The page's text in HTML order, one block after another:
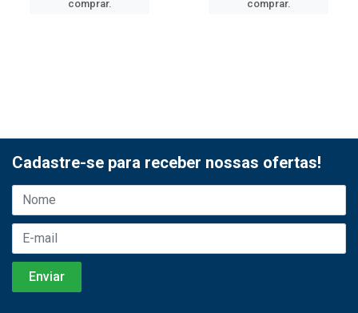
comprar.
comprar.
Cadastre-se para receber nossas ofertas!